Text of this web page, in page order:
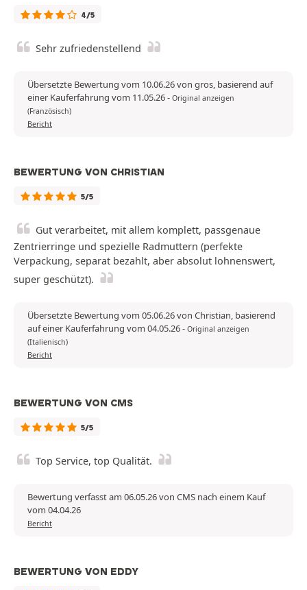
4/5
Sehr zufriedenstellend
Übersetzte Bewertung vom 10.06.26 von gros, basierend auf
einer Kauferfahrung vom 11.05.26- Original anzeigen
(Französisch)
Bericht
BEWERTUNG VON CHRISTIAN
5/5
Gut verarbeitet, mit allem komplett, passgenaue
Zentrierringe und spezielle Radmuttern (perfekte
Verpackung, separat bezahlt, aber absolut lohnenswert,
super geschützt).
Übersetzte Bewertung vom 05.06.26 von Christian, basierend
auf einer Kauferfahrung vom 04.05.26- Original anzeigen
(Italienisch)
Bericht
BEWERTUNG VON CMS
5/5
Top Service, top Qualität.
Bewertung verfasst am 06.05.26 von CMS nach einem Kauf
vom 04.04.26
Bericht
BEWERTUNG VON EDDY